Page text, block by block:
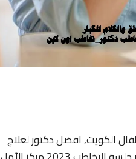
الكويت, افضل دكتور لعلاج